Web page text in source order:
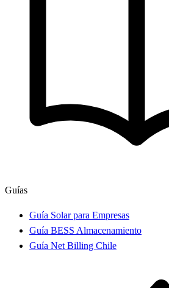
Guías
Guía Solar para Empresas
Guía BESS Almacenamiento
Guía Net Billing Chile